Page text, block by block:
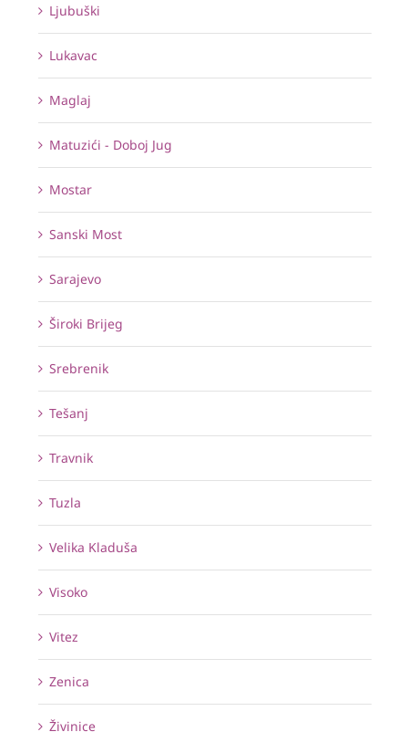
Ljubuški
Lukavac
Maglaj
Matuzići - Doboj Jug
Mostar
Sanski Most
Sarajevo
Široki Brijeg
Srebrenik
Tešanj
Travnik
Tuzla
Velika Kladuša
Visoko
Vitez
Zenica
Živinice